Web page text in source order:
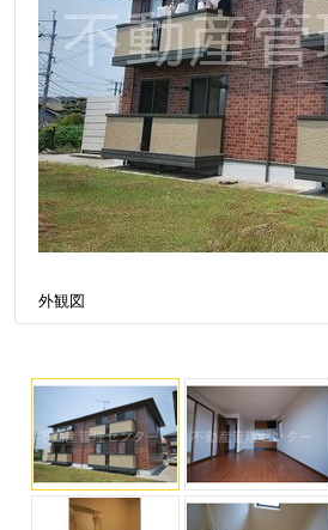
外観図